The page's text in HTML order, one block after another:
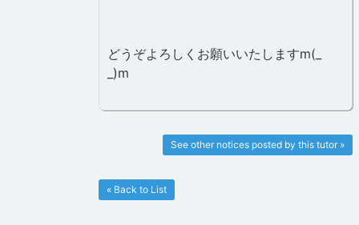
どうぞよろしくお願いいたしますm(_
_)m
See other notices posted by this tutor »
« Back to List